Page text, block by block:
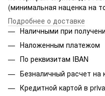
(минимальная наценка на
Подробнее о доставке
Наличными при
Наложенным платежом
По реквизитам IBAN
Безналичный расчет на
Кредитной картой в